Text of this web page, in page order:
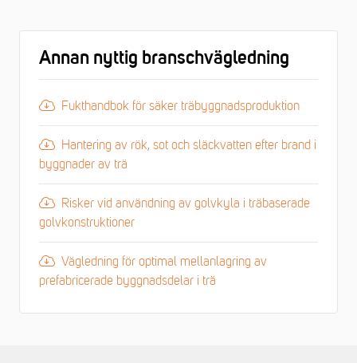
Annan nyttig branschvägledning
Fukthandbok för säker träbyggnadsproduktion
Hantering av rök, sot och släckvatten efter brand i
byggnader av trä
Risker vid användning av golvkyla i träbaserade
golvkonstruktioner
Vägledning för optimal mellanlagring av
prefabricerade byggnadsdelar i trä